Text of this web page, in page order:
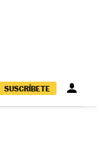
SUSCRÍBETE